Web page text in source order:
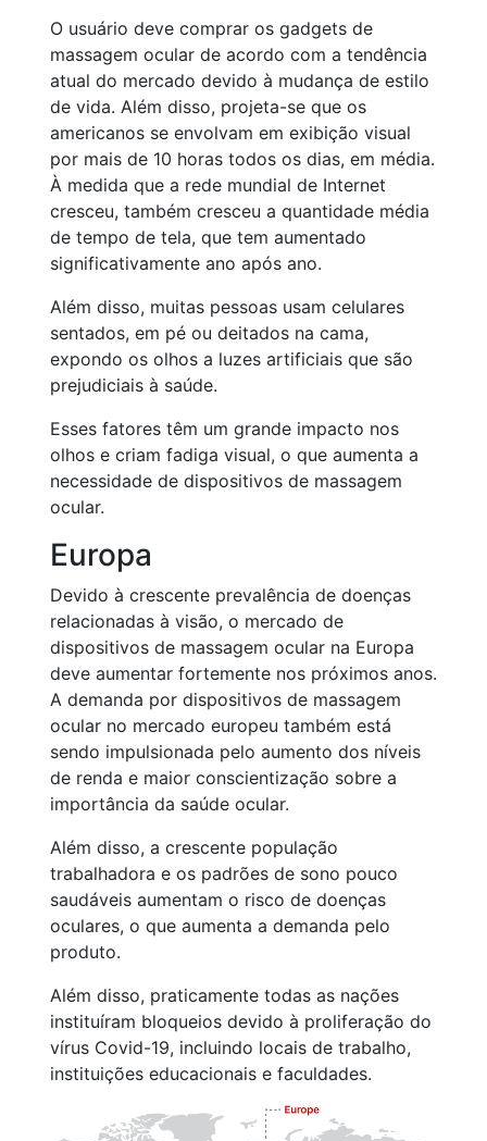
O usuário deve comprar os gadgets de
massagem ocular de acordo com a tendência
atual do mercado devido à mudança de estilo
de vida. Além disso, projeta-se que os
americanos se envolvam em exibição visual
por mais de 10 horas todos os dias, em média.
À medida que a rede mundial de Internet
cresceu, também cresceu a quantidade média
de tempo de tela, que tem aumentado
significativamente ano após ano.
Além disso, muitas pessoas usam celulares
sentados, em pé ou deitados na cama,
expondo os olhos a luzes artificiais que são
prejudiciais à saúde.
Esses fatores têm um grande impacto nos
olhos e criam fadiga visual, o que aumenta a
necessidade de dispositivos de massagem
ocular.
Europa
Devido à crescente prevalência de doenças
relacionadas à visão, o mercado de
dispositivos de massagem ocular na Europa
deve aumentar fortemente nos próximos anos.
A demanda por dispositivos de massagem
ocular no mercado europeu também está
sendo impulsionada pelo aumento dos níveis
de renda e maior conscientização sobre a
importância da saúde ocular.
Além disso, a crescente população
trabalhadora e os padrões de sono pouco
saudáveis aumentam o risco de doenças
oculares, o que aumenta a demanda pelo
produto.
Além disso, praticamente todas as nações
instituíram bloqueios devido à proliferação do
vírus Covid-19, incluindo locais de trabalho,
instituições educacionais e faculdades.